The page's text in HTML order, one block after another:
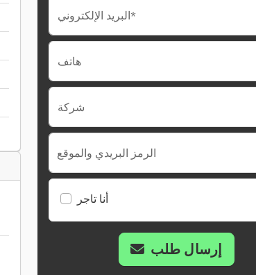
البريد الإلكتروني*
هاتف
شركة
الرمز البريدي والموقع
أنا تاجر
إرسال طلب